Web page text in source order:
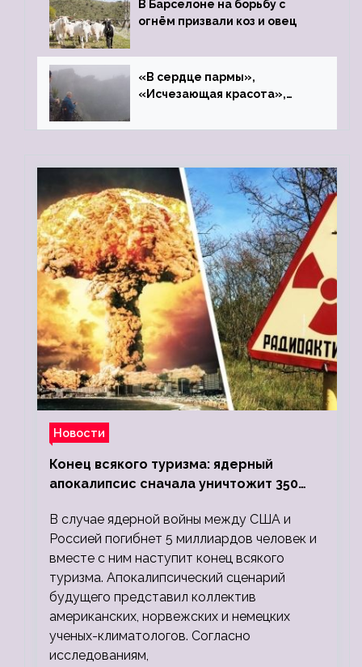
В Барселоне на борьбу с
огнём призвали коз и овец
«В сердце пармы»,
«Исчезающая красота»,
Новости
Конец всякого туризма: ядерный
апокалипсис сначала уничтожит 350
людей
В случае ядерной войны между США и
Россией погибнет 5 миллиардов человек и
вместе с ним наступит конец всякого
туризма. Апокалипсический сценарий
будущего представил коллектив
американских, норвежских и немецких
ученых-климатологов. Согласно
исследованиям,